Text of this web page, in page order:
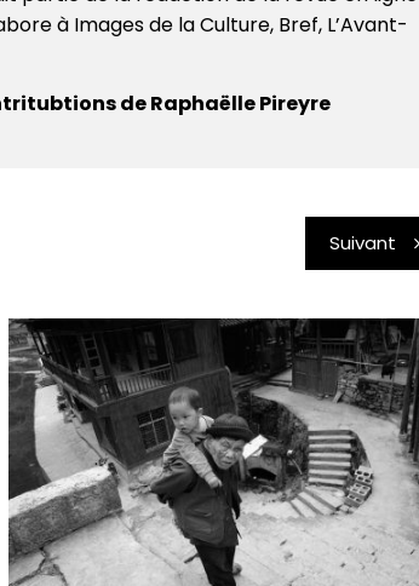
à Images de la Culture, Bref, L’Avant-
de Raphaëlle Pireyre
Suivant